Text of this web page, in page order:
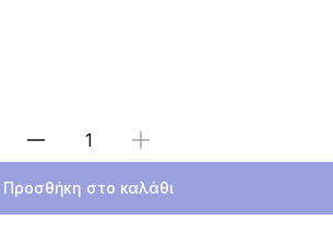
Επιλέξτε ποσότητα
Προσθήκη στο καλάθι